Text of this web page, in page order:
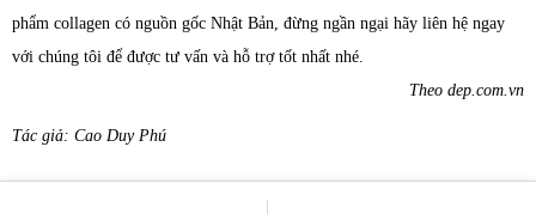
phẩm collagen có nguồn gốc Nhật Bản, đừng ngần ngại hãy liên hệ ngay
với chúng tôi để được tư vấn và hỗ trợ tốt nhất nhé.
Theo dep.com.vn
Tác giả: Cao Duy Phú